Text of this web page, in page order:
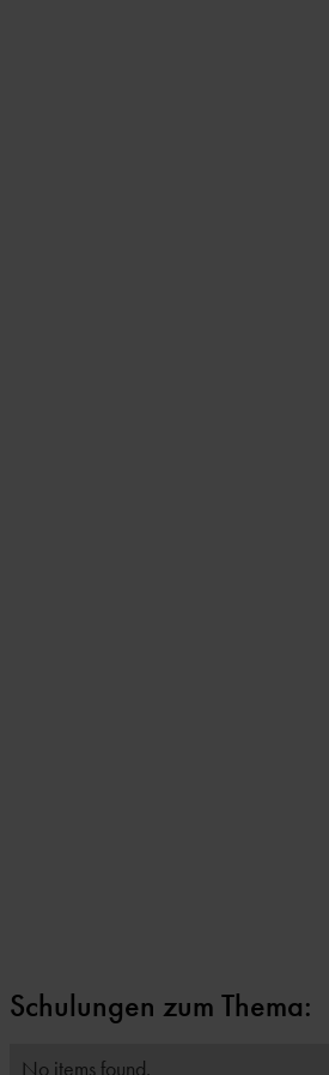
Schulungen zum Thema:
No items found.